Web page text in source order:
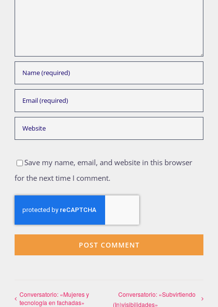
Save my name, email, and website in this browser
for the next time I comment.
Conversatorio: «Mujeres y
tecnología en fachadas»
Conversatorio: «Subvirtiendo
(In)visibilidades»